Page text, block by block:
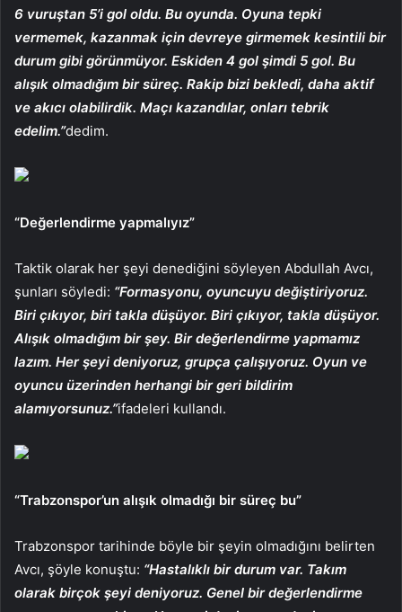
6 vuruştan 5’i gol oldu. Bu oyunda. Oyuna tepki
vermemek, kazanmak için devreye girmemek kesintili bir
durum gibi görünmüyor. Eskiden 4 gol şimdi 5 gol. Bu
alışık olmadığım bir süreç. Rakip bizi bekledi, daha aktif
ve akıcı olabilirdik. Maçı kazandılar, onları tebrik
edelim.”dedim.
“Değerlendirme yapmalıyız”
Taktik olarak her şeyi denediğini söyleyen Abdullah Avcı,
şunları söyledi: “Formasyonu, oyuncuyu değiştiriyoruz.
Biri çıkıyor, biri takla düşüyor. Biri çıkıyor, takla düşüyor.
Alışık olmadığım bir şey. Bir değerlendirme yapmamız
lazım. Her şeyi deniyoruz, grupça çalışıyoruz. Oyun ve
oyuncu üzerinden herhangi bir geri bildirim
alamıyorsunuz.”ifadeleri kullandı.
“Trabzonspor’un alışık olmadığı bir süreç bu”
Trabzonspor tarihinde böyle bir şeyin olmadığını belirten
Avcı, şöyle konuştu: “Hastalıklı bir durum var. Takım
olarak birçok şeyi deniyoruz. Genel bir değerlendirme